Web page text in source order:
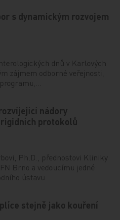
s dynamickým rozvojem
dnů v Karlových
zájmem odborné veřejnosti,
nádory
protokolů
Ph.D., přednostovi Kliniky
Brno a vedoucímu jedné
ústavu…
stejně jako kouření